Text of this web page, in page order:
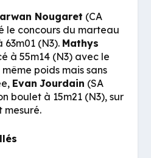
Nougaret (CA
le concours du marteau
(N3). Mathys
à 55m14 (N3) avec le
poids mais sans
Evan Jourdain (SA
boulet à 15m21 (N3), sur
mesuré.